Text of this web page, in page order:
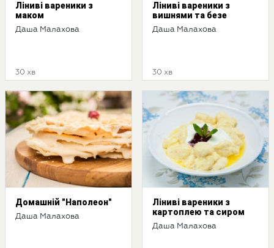
Ліниві вареники з
маком
Даша Малахова
30 хв
Ліниві вареники з
вишнями та безе
Даша Малахова
30 хв
Домашній "Наполеон"
Даша Малахова
Ліниві вареники з
картоплею та сиром
Даша Малахова